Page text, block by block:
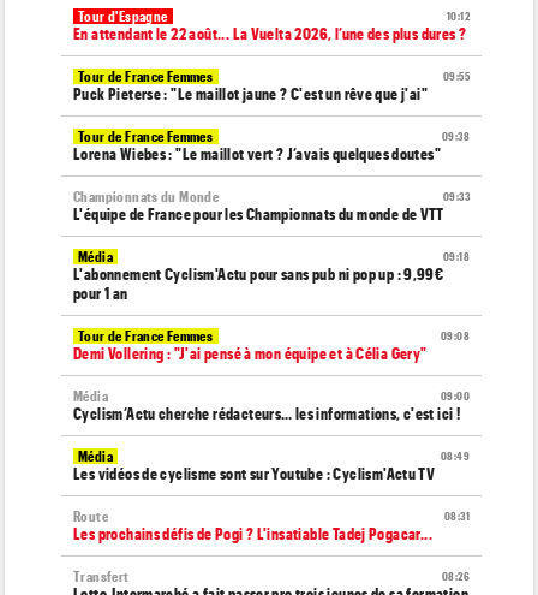
10:12
Tour d'Espagne
En attendant le 22 août... La Vuelta 2026, l’une des plus dures ?
09:55
Tour de France Femmes
Puck Pieterse : "Le maillot jaune ? C'est un rêve que j'ai"
09:38
Tour de France Femmes
Lorena Wiebes : "Le maillot vert ? J’avais quelques doutes"
09:33
Championnats du Monde
L'équipe de France pour les Championnats du monde de VTT
09:18
Média
L'abonnement Cyclism'Actu pour sans pub ni pop up : 9,99€
pour 1 an
09:08
Tour de France Femmes
Demi Vollering : "J'ai pensé à mon équipe et à Célia Gery"
09:00
Média
Cyclism’Actu cherche rédacteurs… les informations, c'est ici !
08:49
Média
Les vidéos de cyclisme sont sur Youtube : Cyclism'Actu TV
08:31
Route
Les prochains défis de Pogi ? L'insatiable Tadej Pogacar...
08:26
Transfert